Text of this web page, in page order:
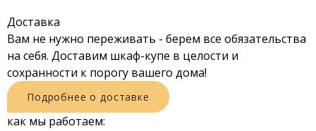
Доставка
Вам не нужно переживать - берем все обязательства
на себя. Доставим шкаф-купе в целости и
сохранности к порогу вашего дома!
Подробнее о доставке
как мы работаем: